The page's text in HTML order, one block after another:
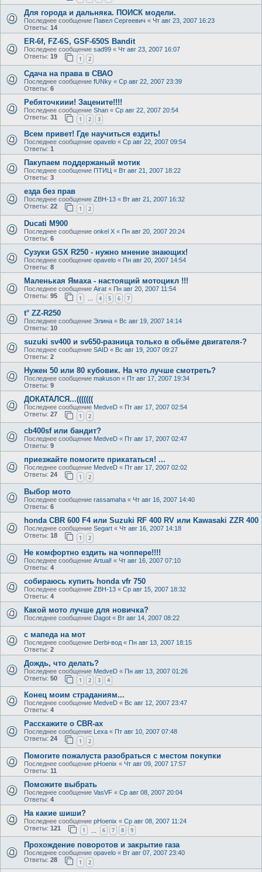
Для города и дальняка. ПОИСК модели.
Последнее сообщение Павел Сергеевич « Чт авг 23, 2007 16:23
Ответы: 14
ER-6f, FZ-6S, GSF-650S Bandit
Последнее сообщение sad99 « Чт авг 23, 2007 16:07
Ответы: 19 1 2
Сдача на права в СВАО
Последнее сообщение fUNky « Ср авг 22, 2007 23:39
Ответы: 6
Ребяточкиии! Зацените!!!!
Последнее сообщение Shan « Ср авг 22, 2007 20:54
Ответы: 31 1 2 3
Всем привет! Где научиться ездить!
Последнее сообщение opavelo « Ср авг 22, 2007 09:54
Ответы: 1
Пакупаем поддержаный мотик
Последнее сообщение ПТИЦ « Вт авг 21, 2007 18:22
Ответы: 3
езда без прав
Последнее сообщение ZBH-13 « Вт авг 21, 2007 16:32
Ответы: 22 1 2
Ducati M900
Последнее сообщение onkel X « Пн авг 20, 2007 20:24
Ответы: 6
Сузуки GSX R250 - нужно мнение знающих!
Последнее сообщение opavelo « Пн авг 20, 2007 14:54
Ответы: 8
Маленькая Ямаха - настоящий мотоцикл !!!
Последнее сообщение Airat « Пн авг 20, 2007 11:54
Ответы: 95 1 … 4 5 6 7
t° ZZ-R250
Последнее сообщение Элина « Вс авг 19, 2007 14:14
Ответы: 10
suzuki sv400 и sv650-разница только в обьёме двигателя-?
Последнее сообщение SAID « Вс авг 19, 2007 09:27
Ответы: 2
Нужен 50 или 80 кубовик. На что лучше смотреть?
Последнее сообщение makuson « Пт авг 17, 2007 19:34
Ответы: 9
ДОКАТАЛСЯ...(((((((
Последнее сообщение MedveD « Пт авг 17, 2007 02:54
Ответы: 27 1 2
cb400sf или бандит?
Последнее сообщение MedveD « Пт авг 17, 2007 02:47
Ответы: 9
приезжайте помогите прикататься! ...
Последнее сообщение MedveD « Пт авг 17, 2007 02:02
Ответы: 24 1 2
Выбор мото
Последнее сообщение rassamaha « Чт авг 16, 2007 14:40
Ответы: 6
honda CBR 600 F4 или Suzuki RF 400 RV или Kawasaki ZZR 400
Последнее сообщение Segart « Чт авг 16, 2007 14:18
Ответы: 18 1 2
Не комфортно ездить на чоппере!!!!
Последнее сообщение Artual! « Чт авг 16, 2007 07:10
Ответы: 4
собираюсь купить honda vfr 750
Последнее сообщение ZBH-13 « Ср авг 15, 2007 18:32
Ответы: 4
Какой мото лучше для новичка?
Последнее сообщение Dagot « Вт авг 14, 2007 08:22
с мапеда на мот
Последнее сообщение Derbi-вод « Пн авг 13, 2007 18:15
Ответы: 2
Дождь, что делать?
Последнее сообщение MedveD « Пн авг 13, 2007 01:26
Ответы: 50 1 2 3 4
Конец моим страданиям...
Последнее сообщение MedveD « Вс авг 12, 2007 23:47
Ответы: 4
Расскажите о CBR-ах
Последнее сообщение Lexa « Пт авг 10, 2007 07:48
Ответы: 24 1 2
Помогите пожалуста разобраться с местом покупки
Последнее сообщение pHoenix « Чт авг 09, 2007 17:57
Ответы: 11
Поможите выбрать
Последнее сообщение VasVF « Ср авг 08, 2007 20:04
Ответы: 4
На какие шиши?
Последнее сообщение pHoenix « Ср авг 08, 2007 11:24
Ответы: 121 1 6 7 8 9
Прохождение поворотов и закрытие газа
Последнее сообщение opavelo « Вт авг 07, 2007 23:40
Ответы: 28 1 2